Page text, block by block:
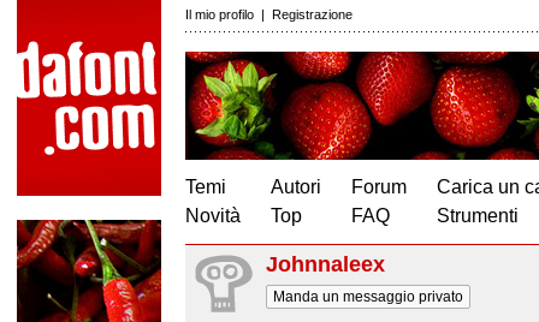
Il mio profilo | Registrazione
Temi
Novità
Autori
Top
Forum
FAQ
Carica un
Strumenti
Johnnaleex
Manda un messaggio privato